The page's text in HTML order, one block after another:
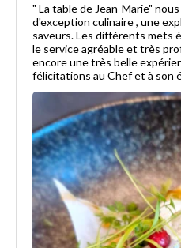
" La table de Jean-Marie" nous a
d'exception culinaire , une explosion de couleurs et de
saveurs. Les différents mets étaient vins
le service agréable et très
encore une très belle expérience sensorielle.